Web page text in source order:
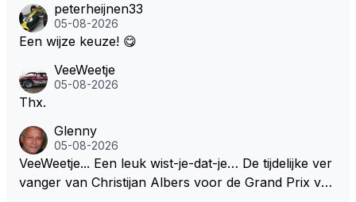
peterheijnen33
05-08-2026
Een wijze keuze! 😋
VeeWeetje
05-08-2026
Thx.
Glenny
05-08-2026
VeeWeetje... Een leuk wist-je-dat-je… De tijdelijke ver
vanger van Christijan Albers voor de Grand Prix van